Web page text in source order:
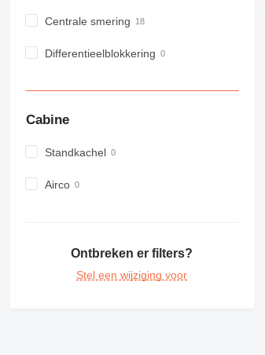
Centrale smering
Differentieelblokkering
Cabine
Standkachel
Airco
Ontbreken er filters?
Stel een wijziging voor